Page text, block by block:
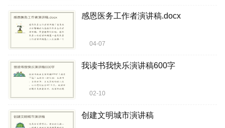
感恩医务工作者演讲稿.docx
04-07
我读书我快乐演讲稿600字
02-10
创建文明城市演讲稿